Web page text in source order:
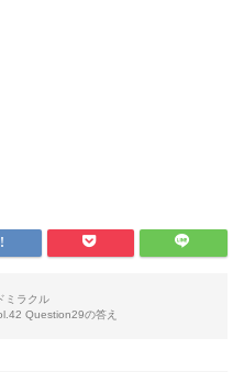
ミラクル
Question29の答え